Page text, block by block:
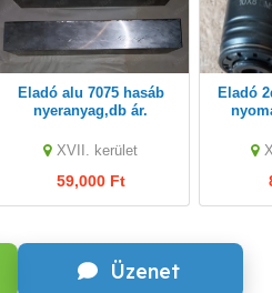
Üzenet
Eladó alu 7075 hasáb
nyeranyag,db ár.
XVII. kerület
59,000 Ft
Eladó 2db új menetfúró